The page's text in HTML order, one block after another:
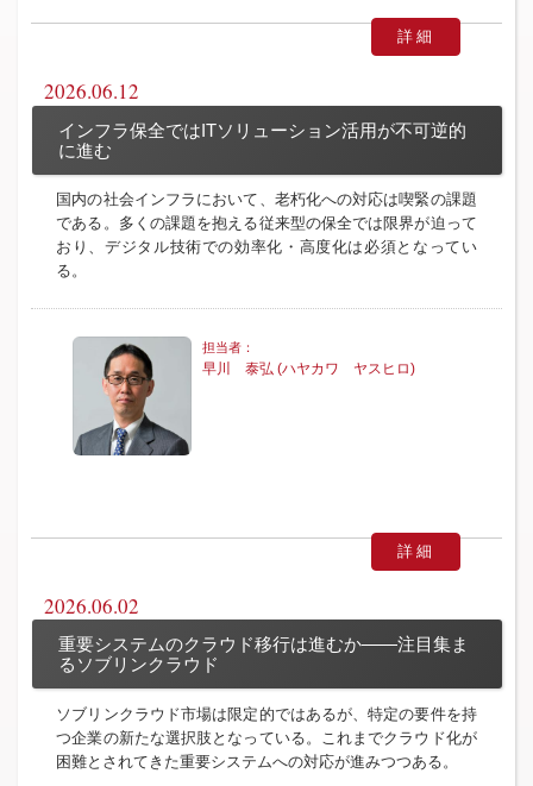
詳細
2026.06.12
インフラ保全ではITソリューション活用が不可逆的
に進む
国内の社会インフラにおいて、老朽化への対応は喫緊の課題
である。多くの課題を抱える従来型の保全では限界が迫って
おり、デジタル技術での効率化・高度化は必須となってい
る。
早川 泰弘 (ハヤカワ ヤスヒロ)
詳細
2026.06.02
重要システムのクラウド移行は進むか――注目集ま
るソブリンクラウド
ソブリンクラウド市場は限定的ではあるが、特定の要件を持
つ企業の新たな選択肢となっている。これまでクラウド化が
困難とされてきた重要システムへの対応が進みつつある。